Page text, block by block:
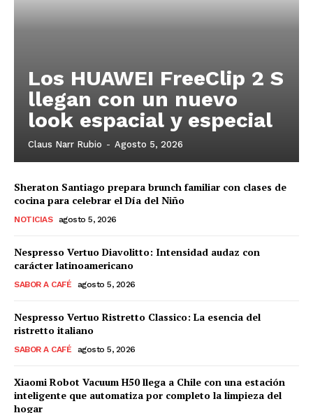
Los HUAWEI FreeClip 2 S
llegan con un nuevo
look espacial y especial
Claus Narr Rubio - Agosto 5, 2026
Sheraton Santiago prepara brunch familiar con clases de
cocina para celebrar el Día del Niño
NOTICIAS agosto 5, 2026
Nespresso Vertuo Diavolitto: Intensidad audaz con
carácter latinoamericano
SABOR A CAFÉ agosto 5, 2026
Nespresso Vertuo Ristretto Classico: La esencia del
ristretto italiano
SABOR A CAFÉ agosto 5, 2026
Xiaomi Robot Vacuum H50 llega a Chile con una estación
inteligente que automatiza por completo la limpieza del
hogar